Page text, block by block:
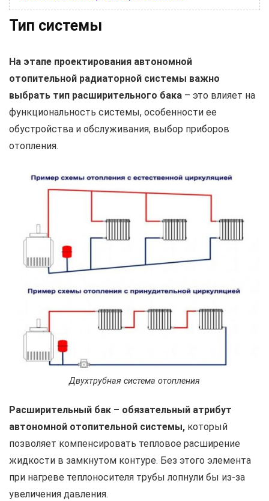
Тип системы
На этапе проектирования автономной
отопительной радиаторной системы важно
выбрать тип расширительного бака – это влияет на
функциональность системы, особенности ее
обустройства и обслуживания, выбор приборов
отопления.
Двухтрубная система отопления
Расширительный бак – обязательный атрибут
автономной отопительной системы, который
позволяет компенсировать тепловое расширение
жидкости в замкнутом контуре. Без этого элемента
при нагреве теплоносителя трубы лопнули бы из-за
увеличения давления.